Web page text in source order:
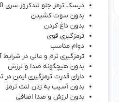
دیسک ترمز جلو لندکروز سری 80 عقب دیسک EBC انگلستان
بدون سوت کشیدن
بدون داغ کردن
ترمزگیری قوی
دوام مناسب
ترمزگیری نرم و عالی در
بدون هیچگونه صدا و لرزش
دارای قدرت ترمزگیری ایمن در
بدون آسیب به زدن لنت ترمز
بدون لرزش و صدا اضافی